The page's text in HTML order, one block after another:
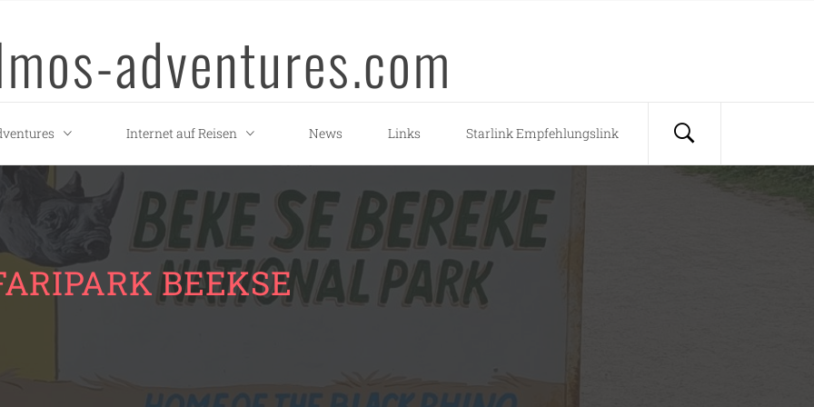
adventures.com
Internet auf Reisen News Links Starlink Empfehlungslink
BEEKSE